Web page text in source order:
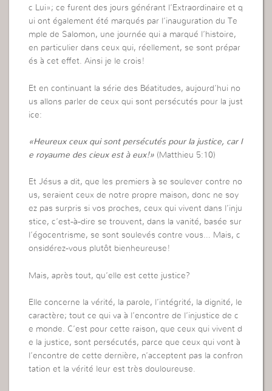
c Lui»; ce furent des jours générant l’Extraordinaire et q
ui ont également été marqués par l’inauguration du Te
mple de Salomon, une journée qui a marqué l’histoire,
en particulier dans ceux qui, réellement, se sont prépar
és à cet effet. Ainsi je le crois!
Et en continuant la série des Béatitudes, aujourd’hui no
us allons parler de ceux qui sont persécutés pour la just
ice:
«Heureux ceux qui sont persécutés pour la justice, car l
e royaume des cieux est à eux!» (Matthieu 5:10)
Et Jésus a dit, que les premiers à se soulever contre no
us, seraient ceux de notre propre maison, donc ne soy
ez pas surpris si vos proches, ceux qui vivent dans l’inju
stice, c’est-à-dire se trouvent, dans la vanité, basée sur
l’égocentrisme, se sont soulevés contre vous… Mais, c
onsidérez-vous plutôt bienheureuse!
Mais, après tout, qu’elle est cette justice?
Elle concerne la vérité, la parole, l’intégrité, la dignité, le
caractère; tout ce qui va à l’encontre de l’injustice de c
e monde. C’est pour cette raison, que ceux qui vivent d
e la justice, sont persécutés, parce que ceux qui vont à
l’encontre de cette dernière, n’acceptent pas la confron
tation et la vérité leur est très douloureuse.